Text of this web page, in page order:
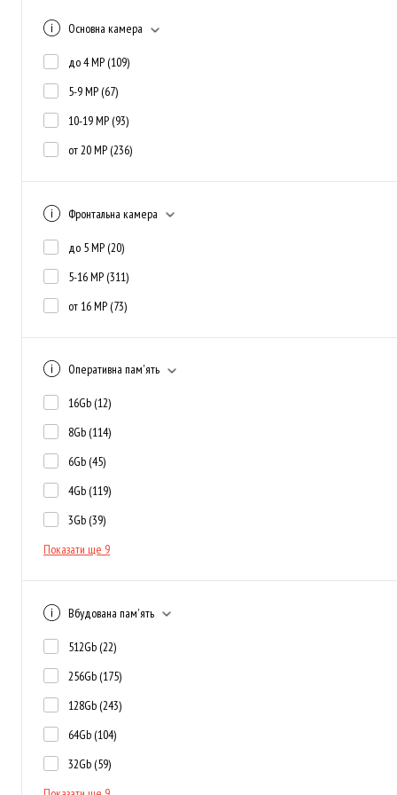
Основна камера
до 4 MP (109)
5-9 MP (67)
10-19 MP (93)
от 20 MP (236)
Фронтальна камера
до 5 MP (20)
5-16 MP (311)
от 16 MP (73)
Оперативна пам'ять
16Gb (12)
8Gb (114)
6Gb (45)
4Gb (119)
3Gb (39)
Показати ще 9
Вбудована пам'ять
512Gb (22)
256Gb (175)
128Gb (243)
64Gb (104)
32Gb (59)